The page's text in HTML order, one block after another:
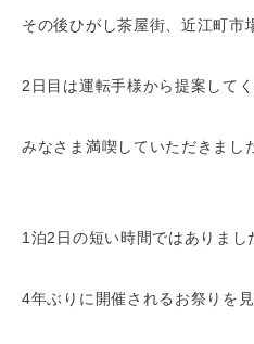
その後ひがし茶屋街、近江町市
2日目は運転手様から提案して
みなさま満喫していただきまし
1泊2日の短い時間ではありまし
4年ぶりに開催されるお祭りを見